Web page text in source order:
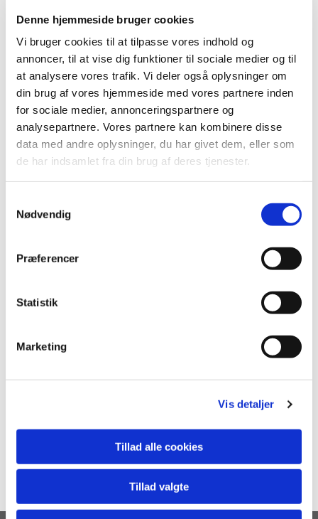
Denne hjemmeside bruger cookies
Vi bruger cookies til at tilpasse vores indhold og
annoncer, til at vise dig funktioner til sociale medier og til
at analysere vores trafik. Vi deler også oplysninger om
din brug af vores hjemmeside med vores partnere inden
for sociale medier, annonceringspartnere og
analysepartnere. Vores partnere kan kombinere disse
data med andre oplysninger, du har givet dem, eller som
de har indsamlet fra din brug af deres tjenester.
Nødvendig
Præferencer
Statistik
Marketing
Vis detaljer
Tillad alle cookies
Tillad valgte
Du vil måske også kunne lide...